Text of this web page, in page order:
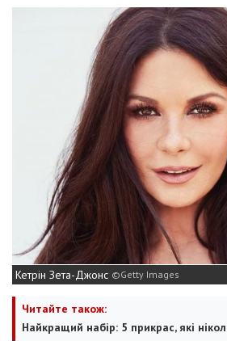
Кетрін Зета-Джонс Getty Images
Читайте також:
Найкращий набір: 5 прикрас, які